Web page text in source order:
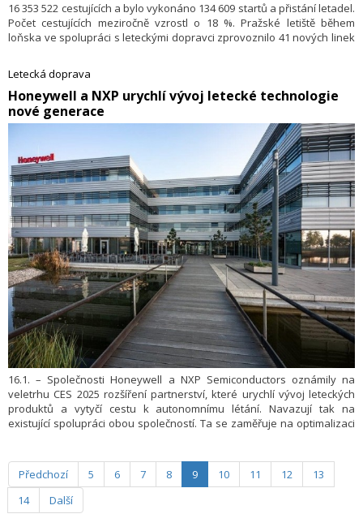
16 353 522 cestujících a bylo vykonáno 134 609 startů a přistání letadel.
Počet cestujících meziročně vzrostl o 18 %. Pražské letiště během
loňska ve spolupráci s leteckými dopravci zprovoznilo 41 nových linek
Letecká doprava
​Honeywell a NXP urychlí vývoj letecké technologie
nové generace
16.1. – Společnosti Honeywell a NXP Semiconductors oznámily na
veletrhu CES 2025 rozšíření partnerství, které urychlí vývoj leteckých
produktů a vytyčí cestu k autonomnímu létání. Navazují tak na
existující spolupráci obou společností. Ta se zaměřuje na optimalizaci
Předchozí
5 6 7 8 9 10 11 12
13
14
Další